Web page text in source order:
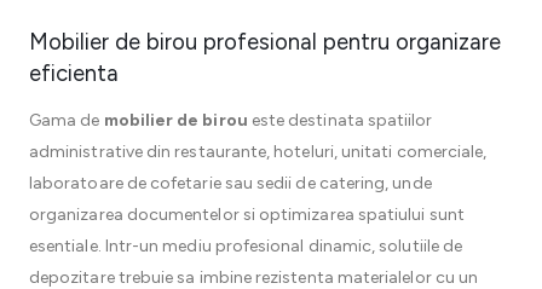
Mobilier de birou profesional pentru organizare
eficienta
Gama de mobilier de birou este destinata spatiilor
administrative din restaurante, hoteluri, unitati comerciale,
laboratoare de cofetarie sau sedii de catering, unde
organizarea documentelor si optimizarea spatiului sunt
esentiale. Intr-un mediu profesional dinamic, solutiile de
depozitare trebuie sa imbine rezistenta materialelor cu un